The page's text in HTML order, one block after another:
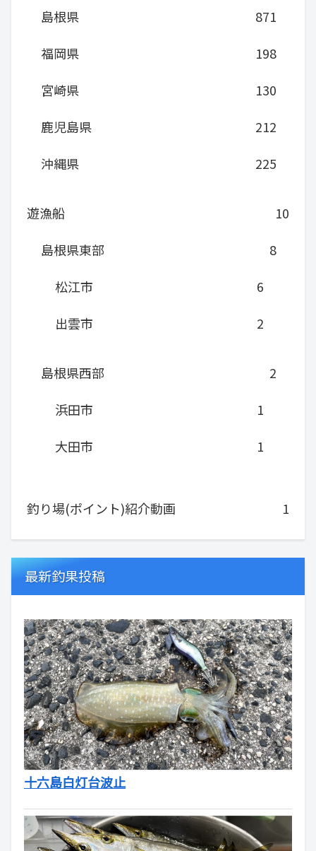
島根県
871
福岡県
198
宮崎県
130
鹿児島県
212
沖縄県
225
遊漁船
10
島根県東部
8
松江市
6
出雲市
2
島根県西部
2
浜田市
1
大田市
1
釣り場(ポイント)紹介動画 1
最新釣果投稿
十六島白灯台波止